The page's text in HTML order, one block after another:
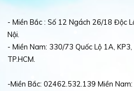
- Miền Bắc : Số 12 Ngách 26/18 Độc
Nội.
- Miền Nam: 330/73 Quốc Lộ 1A,
TP.HCM.
-Miền Bắc: 02462.532.139 Miền